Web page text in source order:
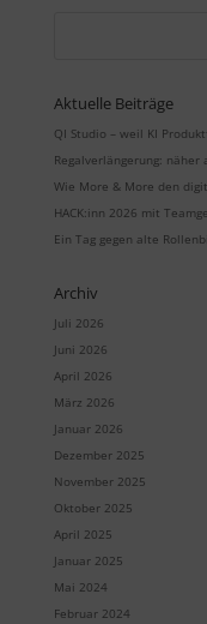
Aktuelle Beiträge
QI Studio – weil KI
Regalverlängerung:
Wie More & More den
HACK:inn 2026 mit
Ein Tag gegen alte
Archiv
Juli 2026
Juni 2026
April 2026
März 2026
Januar 2026
Dezember 2025
November 2025
Oktober 2025
April 2025
Januar 2025
Mai 2024
Februar 2024